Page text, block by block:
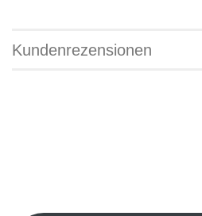
Kundenrezensionen